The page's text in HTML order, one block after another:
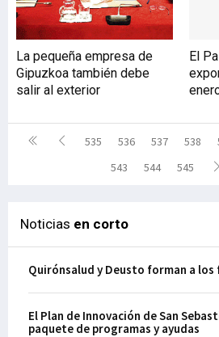
La pequeña empresa de
Gipuzkoa también debe
salir al exterior
El
535 536 537 538
543
544 545
Noticias en corto
Quirónsalud y Deusto forman a
El Plan de Innovación de San
paquete de programas y ayudas